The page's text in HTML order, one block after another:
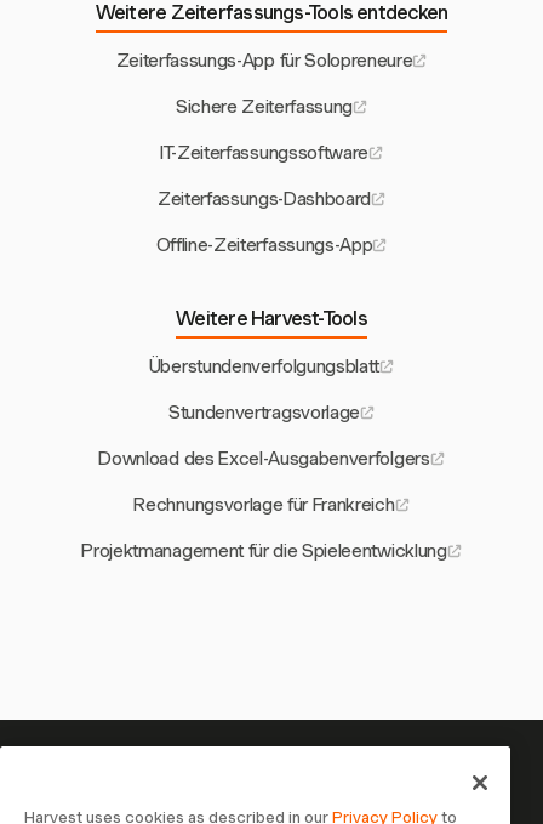
Weitere Zeiterfassungs-Tools entdecken
Zeiterfassungs-App für Solopreneure
Sichere Zeiterfassung
IT-Zeiterfassungssoftware
Zeiterfassungs-Dashboard
Offline-Zeiterfassungs-App
Weitere Harvest-Tools
Überstundenverfolgungsblatt
Stundenvertragsvorlage
Download des Excel-Ausgabenverfolgers
Rechnungsvorlage für Frankreich
Projektmanagement für die Spieleentwicklung
Ihre Zeit verdient es, erfasst zu
Harvest uses cookies as described in ourPrivacy Policyto